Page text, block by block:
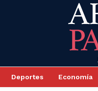
Deportes Economía